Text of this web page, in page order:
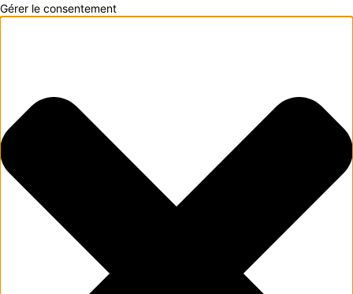
Gérer le consentement